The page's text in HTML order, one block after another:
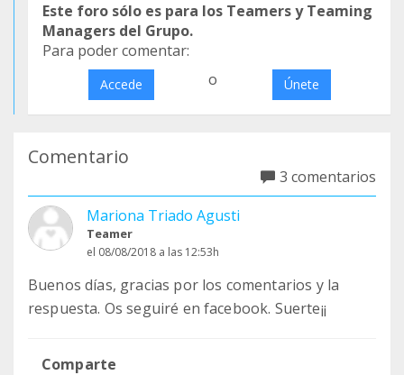
Este foro sólo es para los Teamers y Teaming
Managers del Grupo.
Para poder comentar:
Accede o Únete
Comentario
3 comentarios
Mariona Triado Agusti
Teamer
el 08/08/2018 a las 12:53h
Buenos días, gracias por los comentarios y la
respuesta. Os seguiré en facebook. Suerte¡¡
Comparte